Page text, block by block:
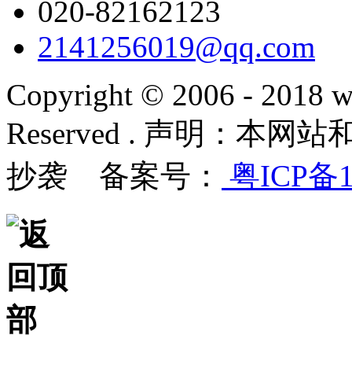
020-82162123
2141256019@qq.com
Copyright © 2006 - 2018
Reserved . 声明：本网
抄袭 备案号：
粤ICP备